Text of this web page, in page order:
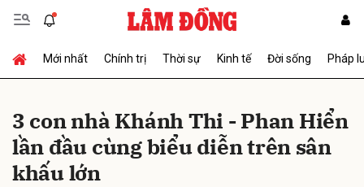
Mới nhất Chính trị Thời sự Kinh tế Đời sống Pháp
3 con nhà Khánh Thi - Phan Hiển
lần đầu cùng biểu diễn trên sân
khấu lớn
Gửi bình luận